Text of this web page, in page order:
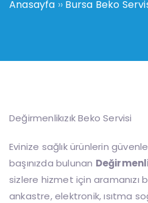
Anasayfa ›› Bursa Beko
Değirmenlikızık Beko Servisi
Evinize sağlık ürünlerin
başınızda bulunan
sizlere hizmet için aramanızı
ankastre, elektronik, ısıtma